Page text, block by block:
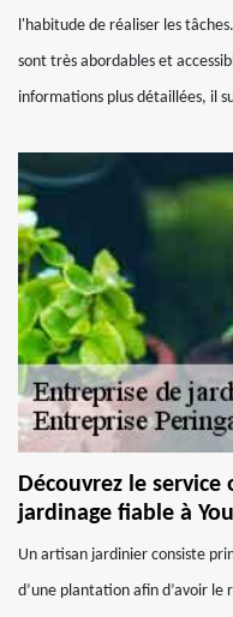
l'habitude de réaliser les
sont très abordables et
informations plus détaillées, il
Découvrez le
jardinage fiable à
Un artisan jardinier consiste
d’une plantation afin d’avoir